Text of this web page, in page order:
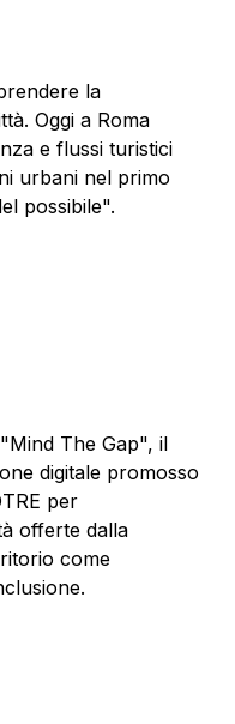
la
Oggi a Roma
e flussi turistici
urbani nel primo
possibile".
The Gap", il
digitale promosso
per
offerte dalla
come